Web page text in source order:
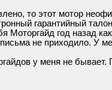
то этот мотор
гарантийный
Моторгайд год назад
не приходило. У
у меня не